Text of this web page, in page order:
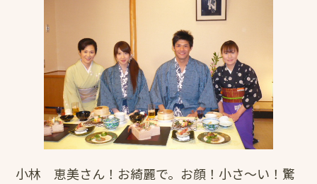
小林 恵美さん！お綺麗で。お顔！小さ～い！驚